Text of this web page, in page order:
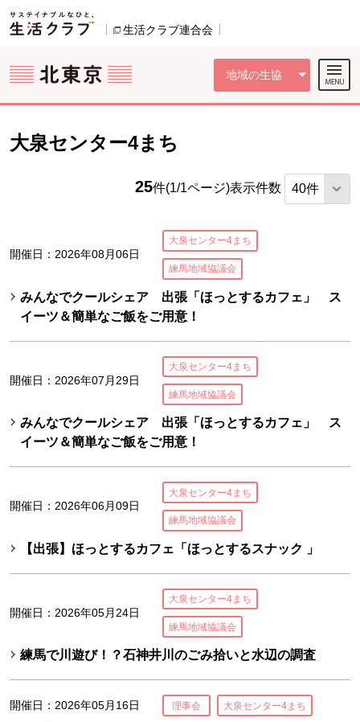
ページの先頭です。
生活クラブ連合会
地域の生協
ここからサイト内共通メニューです。
サイト内共通メニューをスキップする
サイト内共通メニューここまで。
大泉センター4まち
25件(1/1ページ)表示件数
開催日：2026年08月06日
大泉センター4まち
練馬地域協議会
みんなでクールシェア 出張「ほっとするカフェ」 ス
イーツ＆簡単なご飯をご用意！
開催日：2026年07月29日
大泉センター4まち
練馬地域協議会
みんなでクールシェア 出張「ほっとするカフェ」 ス
イーツ＆簡単なご飯をご用意！
開催日：2026年06月09日
大泉センター4まち
練馬地域協議会
【出張】ほっとするカフェ「ほっとするスナック 」
開催日：2026年05月24日
大泉センター4まち
練馬地域協議会
練馬で川遊び！？石神井川のごみ拾いと水辺の調査
開催日：2026年05月16日 理事会 大泉センター4まち